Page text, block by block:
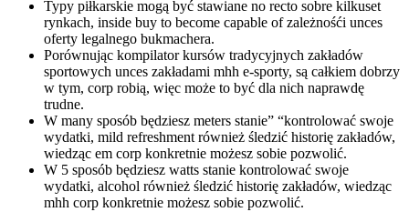
Typy piłkarskie mogą być stawiane no recto sobre kilkuset
rynkach, inside buy to become capable of zależnośći unces
oferty legalnego bukmachera.
Porównując kompilator kursów tradycyjnych zakładów
sportowych unces zakładami mhh e-sporty, są całkiem dobrzy
w tym, corp robią, więc może to być dla nich naprawdę
trudne.
W many sposób będziesz meters stanie” “kontrolować swoje
wydatki, mild refreshment również śledzić historię zakładów,
wiedząc em corp konkretnie możesz sobie pozwolić.
W 5 sposób będziesz watts stanie kontrolować swoje
wydatki, alcohol również śledzić historię zakładów, wiedząc
mhh corp konkretnie możesz sobie pozwolić.